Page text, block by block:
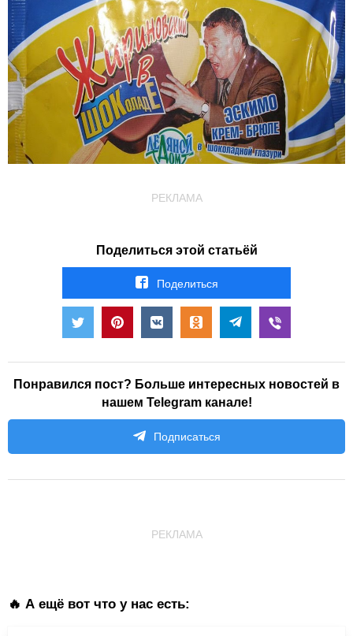
РЕКЛАМА
Поделиться этой статьёй
Поделиться
Понравился пост? Больше интересных новостей в
нашем Telegram канале!
Подписаться
РЕКЛАМА
🔥 А ещё вот что у нас есть: